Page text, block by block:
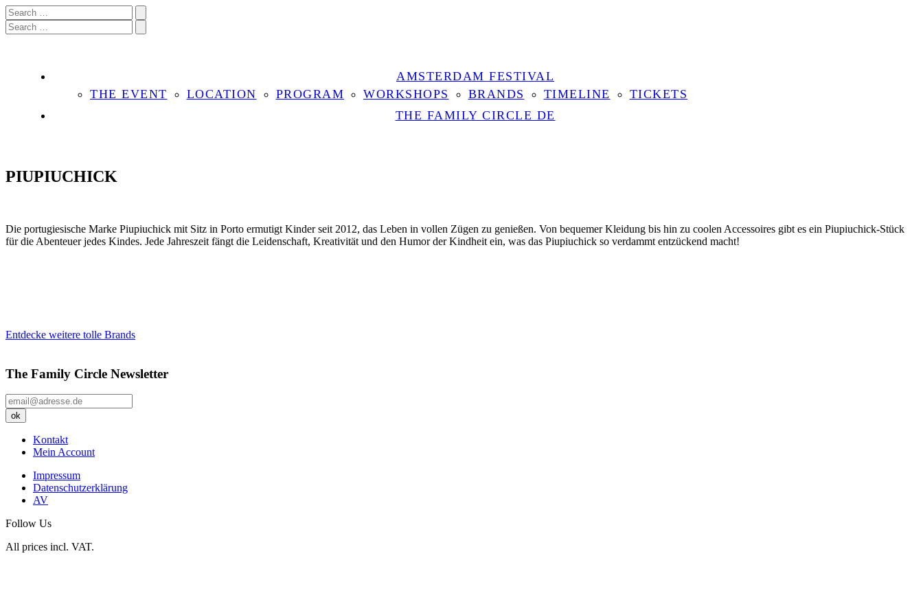
AMSTERDAM FESTIVAL
THE EVENT
LOCATION PROGRAM WORKSHOPS BRANDS TIMELINE
TICKETS
THE FAMILY CIRCLE DE
PIUPIUCHICK
Die portugiesische Marke Piupiuchick mit Sitz in Porto ermutigt Kinder seit 2012, das Leben in vollen Zügen zu genießen. Von bequemer Kleidung bis hin zu coolen Accessoires gibt es ein Piupiuchick-Stück
für die Abenteuer jedes Kindes. Jede Jahreszeit fängt die Leidenschaft, Kreativität und den Humor der Kindheit ein, was das Piupiuchick so verdammt entzückend macht!
Entdecke weitere tolle Brands
The Family Circle Newsletter
Kontakt
Mein Account
Impressum
Datenschutzerklärung
AV
Follow Us
All prices incl. VAT.